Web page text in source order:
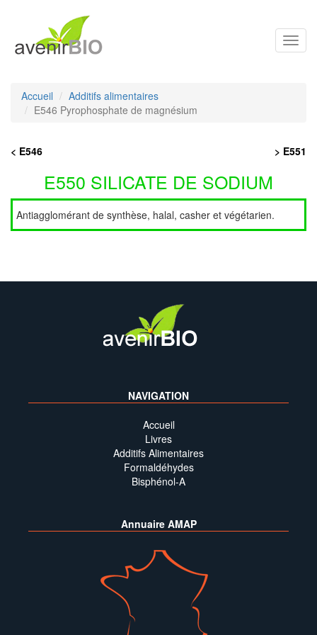
Accueil
Additifs alimentaires
E546 Pyrophosphate de magnésium
< E546 > E551
E550 SILICATE DE SODIUM
Antiagglomérant de synthèse, halal, casher et végétarien.
NAVIGATION
Accueil
Livres
Additifs Alimentaires
Formaldéhydes
Bisphénol-A
Annuaire AMAP